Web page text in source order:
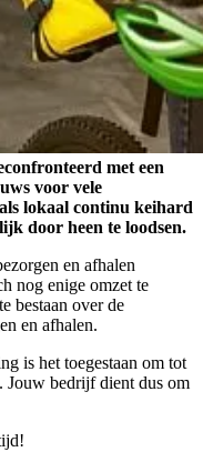
met een
voor vele
lokaal continu keihard
door heen te loodsen.
en afhalen
nog enige omzet te
bestaan over de
en afhalen.
is het toegestaan om tot
Jouw bedrijf dient dus om